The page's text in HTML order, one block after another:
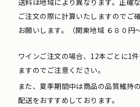
送料は地域により異なります。正確
ご注文の際に計算いたしますのでご
お願いします。（関東地域 ６８０円〜
ワインご注文の場合、12本ごとに1
ますのでご注意ください。
また、夏季期間中は商品の品質維持
配送をおすすめしております。